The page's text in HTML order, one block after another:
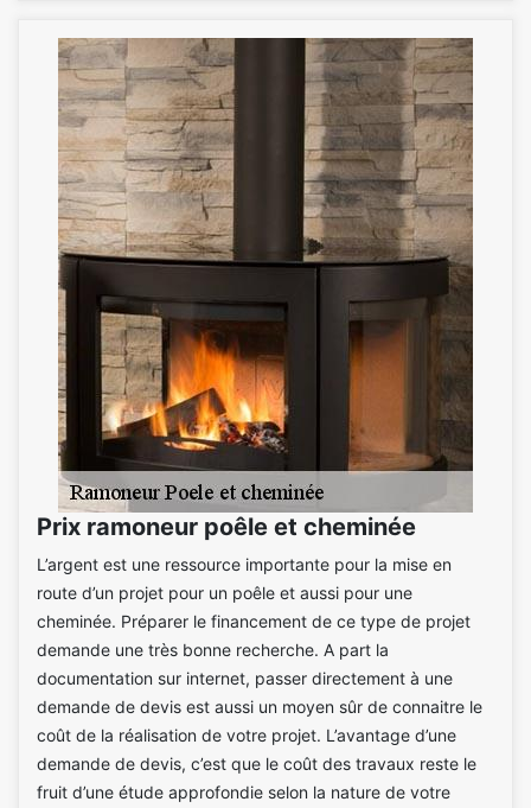
Prix ramoneur poêle et cheminée
L’argent est une ressource importante pour la mise en
route d’un projet pour un poêle et aussi pour une
cheminée. Préparer le financement de ce type de projet
demande une très bonne recherche. A part la
documentation sur internet, passer directement à une
demande de devis est aussi un moyen sûr de connaitre le
coût de la réalisation de votre projet. L’avantage d’une
demande de devis, c’est que le coût des travaux reste le
fruit d’une étude approfondie selon la nature de votre